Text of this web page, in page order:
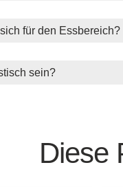
für den Essbereich?
sein?
Diese